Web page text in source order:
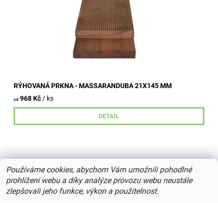
RÝHOVANÁ PRKNA - MASSARANDUBA 21X145 MM
od 968 Kč / ks
DETAIL
Používáme cookies, abychom Vám umožnili pohodlné
prohlížení webu a díky analýze provozu webu neustále
zlepšovali jeho funkce, výkon a použitelnost.